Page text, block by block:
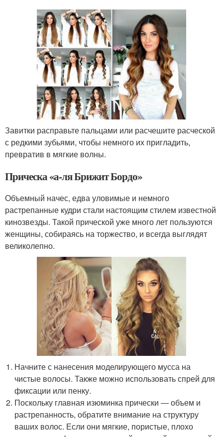
Завитки расправьте пальцами или расчешите расческой
с редкими зубьями, чтобы немного их пригладить,
превратив в мягкие волны.
Прическа «а-ля Брижит Бордо»
Объемный начес, едва уловимые и немного
растрепанные кудри стали настоящим стилем известной
кинозвезды. Такой прической уже много лет пользуются
женщины, собираясь на торжество, и всегда выглядят
великолепно.
Начните с нанесения моделирующего мусса на
чистые волосы. Также можно использовать спрей для
фиксации или пенку.
Поскольку главная изюминка прически ― объем и
растрепанность, обратите внимание на структуру
ваших волос. Если они мягкие, пористые, плохо